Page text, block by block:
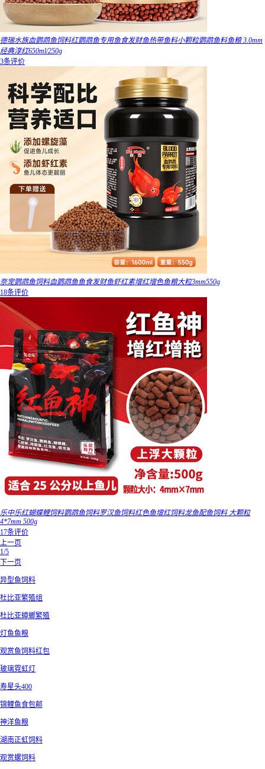
德瑞水族血鹦鹉鱼饲料红鹦鹉鱼专用鱼食发财鱼热带鱼料小颗粒鹦鹉鱼料鱼粮 3.0mm
经典淳红650ml/250g
3条评价
奈宠鹦鹉鱼饲料血鹦鹉鱼鱼食发财鱼虾红素增红增色鱼粮大粒3mm550g
18条评价
乐中乐红蝴蝶鲤饲料鹦鹉鱼饲料罗汉鱼饲料红色鱼增红饲料龙鱼配鱼饲料 大颗粒
4*7mm 500g
17条评价
上一页
1/5
下一页
异型鱼饲料
杜比亚繁殖组
杜比亚蟑螂繁殖
灯鱼鱼粮
观赏鱼饲料红包
玻璃霓虹灯
寿星头400
锦鲤鱼食包邮
神洋鱼粮
湖南正虹饲料
观赏螺饲料